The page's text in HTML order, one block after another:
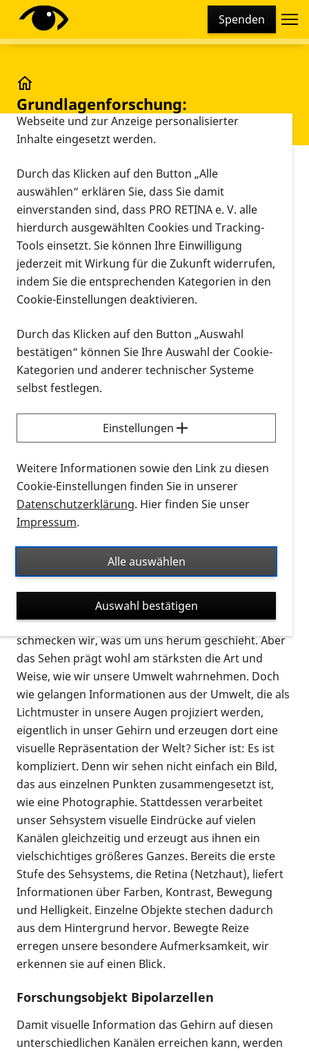
Spenden
Grundlagenforschung:
Arbeitsteilung in der Netzhaut
Vorlesen
Newsletter zum Anhören
00:00
Wie arbeiten Bipolarzellen in der
retinalen "Schalttafel"?
Den biologischen Grundlagen des Sehens auf der
Spur: Tübinger Neurowissenschaftler erforschen
die „Arbeitsteilung“ in der Netzhaut.
Was wir sehen, wird nicht erst im Gehirn verarbeitet.
Zelltypen dafür verantwortlich, visuell
Wahrgenommenes in seine Komponenten zu
zerlegen und diese auf verschiedenen Kanälen an
das Gehirn weiterzuleiten. Dabei spielen die
sogenannten Bipolarzellen eine zentrale Rolle, denn
sie verarbeiten die Reize aus den lichtempfindlichen
Zellen des Auges als erstes. Ihre Arbeitsweise haben
Tübinger Neurowissenschaftler nun in einer Studie
detailliert untersucht, die am Mittwoch im
In jeder Sekunde sehen, hören, spüren, riechen,
schmecken wir, was um uns herum geschieht. Aber
das Sehen prägt wohl am stärksten die Art und
Weise, wie wir unsere Umwelt wahrnehmen. Doch
wie gelangen Informationen aus der Umwelt, die als
Lichtmuster in unsere Augen projiziert werden,
eigentlich in unser Gehirn und erzeugen dort eine
visuelle Repräsentation der Welt? Sicher ist: Es ist
kompliziert. Denn wir sehen nicht einfach ein Bild,
das aus einzelnen Punkten zusammengesetzt ist,
wie eine Photographie. Stattdessen verarbeitet
unser Sehsystem visuelle Eindrücke auf vielen
Kanälen gleichzeitig und erzeugt aus ihnen ein
vielschichtiges größeres Ganzes. Bereits die erste
Stufe des Sehsystems, die Retina (Netzhaut), liefert
Informationen über Farben, Kontrast, Bewegung
und Helligkeit. Einzelne Objekte stechen dadurch
aus dem Hintergrund hervor. Bewegte Reize
erregen unsere besondere Aufmerksamkeit, wir
erkennen sie auf einen Blick.
Forschungsobjekt Bipolarzellen
Damit visuelle Information das Gehirn auf diesen
unterschiedlichen Kanälen erreichen kann, werden
Diese Webseite setzt verschiedene Cookies und
Tracking-Tools ein. Dies beinhaltet Cookies und
technisch notwendig sind, die zu statistischen
Zwecken sowie zur besseren Bedienbarkeit der
Webseite und zur Anzeige personalisierter
Inhalte eingesetzt werden.
Durch das Klicken auf den Button „Alle
auswählen“ erklären Sie, dass Sie damit
einverstanden sind, dass PRO RETINA e. V. alle
hierdurch ausgewählten Cookies und Tracking-
Tools einsetzt. Sie können Ihre Einwilligung
jederzeit mit Wirkung für die Zukunft widerrufen,
indem Sie die entsprechenden Kategorien in den
Cookie-Einstellungen deaktivieren.
Durch das Klicken auf den Button „Auswahl
bestätigen“ können Sie Ihre Auswahl der Cookie-
Kategorien und anderer technischer Systeme
selbst festlegen.
Einstellungen
Weitere Informationen sowie den Link zu diesen
Cookie-Einstellungen finden Sie in unserer
Datenschutzerklärung. Hier finden Sie unser
Impressum.
Alle auswählen
Auswahl bestätigen